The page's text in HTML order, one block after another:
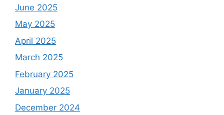
June 2025
May 2025
April 2025
March 2025
February 2025
January 2025
December 2024